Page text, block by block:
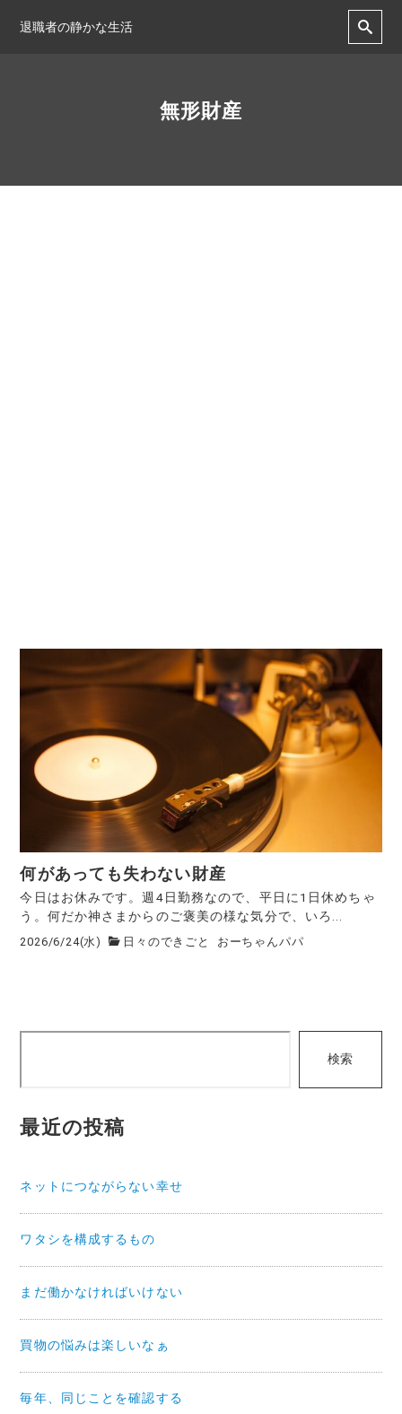
退職者の静かな生活
無形財産
何があっても失わない財産
今日はお休みです。週4日勤務なので、平日に1日休めちゃ
う。何だか神さまからのご褒美の様な気分で、いろ...
2026/6/24(水) 日々のできごと おーちゃんパパ
検索
最近の投稿
ネットにつながらない幸せ
ワタシを構成するもの
まだ働かなければいけない
買物の悩みは楽しいなぁ
毎年、同じことを確認する